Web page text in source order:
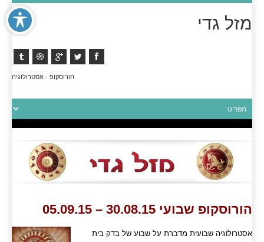
מזל גדי
הורוסקופ - אסטרולוגיה
הורוסקופ שבועי 30.08.15 – 05.09.15
אסטרולוגיה שבועית מדברת על שבוע של בדק בית